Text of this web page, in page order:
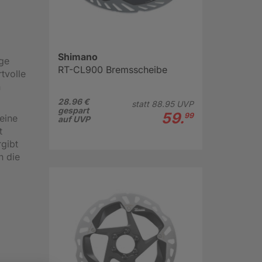
die
Shimano
RT-CL900 Bremsscheibe
28.96 €
gespart
auf UVP
statt 88.95UVP
59.99